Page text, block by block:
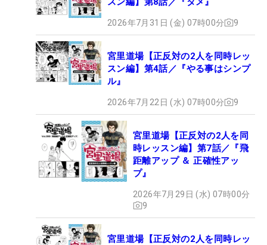
2026年7月31日 (金) 07時00分 9
宮里道場【正反対の2人を同時レッ
スン編】第4話／『やる事はシンプ
ル』
2026年7月22日 (水) 07時00分 9
宮里道場【正反対の2人を同
時レッスン編】第7話／『飛
距離アップ ＆ 正確性アッ
プ』
2026年7月29日 (水) 07時00分
9
宮里道場【正反対の2人を同時レッ